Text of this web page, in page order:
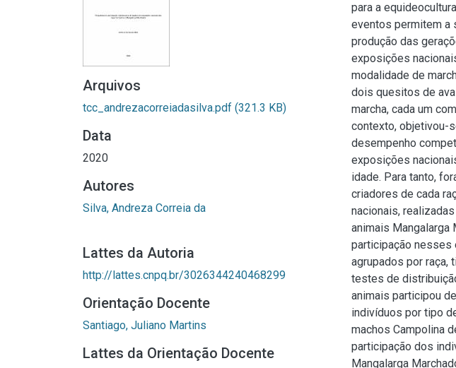
Arquivos
tcc_andrezacorreiadasilva.pdf (321.3 KB)
Data
2020
Autores
Silva, Andreza Correia da
Lattes da Autoria
http://lattes.cnpq.br/3026344240468299
Orientação Docente
Santiago, Juliano Martins
Lattes da Orientação Docente
para a
eventos permitem a
produção das
exposições
modalidade de
dois quesitos de
marcha, cada um
contexto, objetivou-
desempenho
exposições
idade. Para tanto,
criadores de cada
nacionais,
animais Mangalarga
participação nesses
agrupados por raça,
testes de
animais participou
indivíduos por tipo
machos Campolina
participação dos
Mangalarga